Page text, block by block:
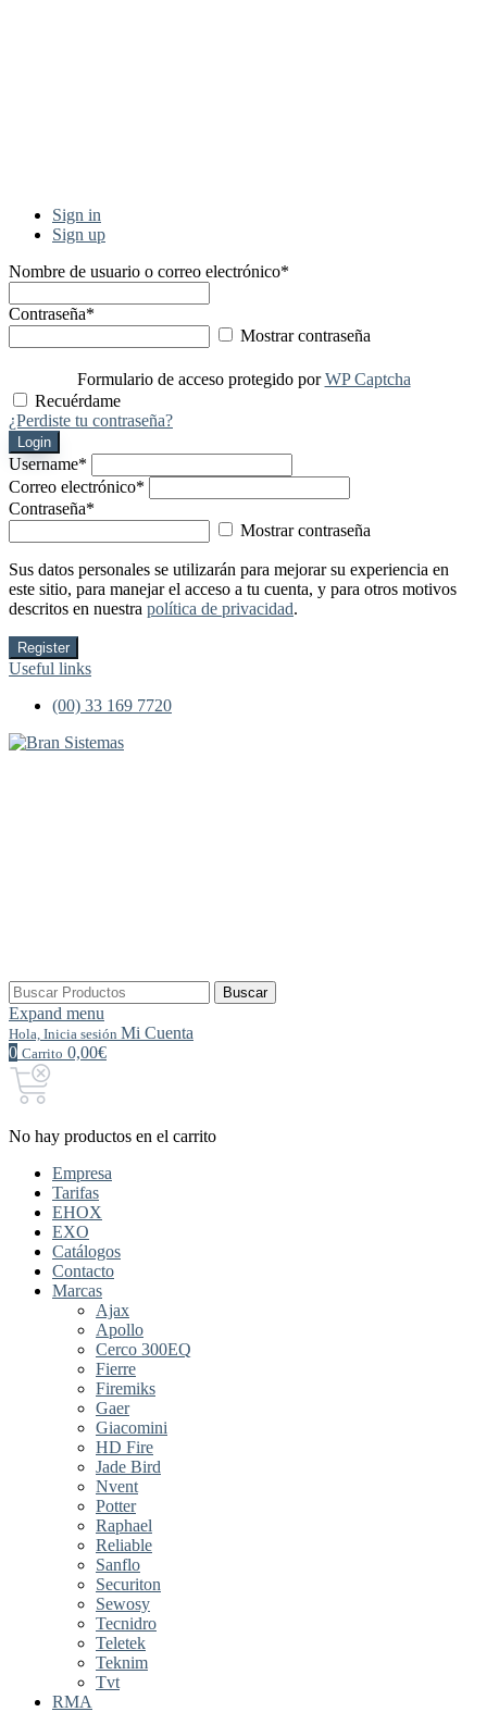
Sign in
Sign up
Nombre de usuario o correo electrónico*
Contraseña*
Mostrar contraseña
Formulario de acceso protegido porWP Captcha
Recuérdame
¿Perdiste tu contraseña?
Login
Username*
Correo electrónico*
Contraseña*
Mostrar contraseña
Sus datos personales se utilizarán para mejorar su experiencia en
este sitio, para manejar el acceso a tu cuenta, y para otros motivos
descritos en nuestra política de privacidad.
Register
Useful links
(00) 33 169 7720
Buscar
por:
Buscar
Expand menu
Hola, Inicia sesión Mi Cuenta
0 Carrito 0,00€
No hay productos en el carrito
Empresa
Tarifas
EHOX
EXO
Catálogos
Contacto
Marcas
Ajax
Apollo
Cerco 300EQ
Fierre
Firemiks
Gaer
Giacomini
HD Fire
Jade Bird
Nvent
Potter
Raphael
Reliable
Sanflo
Securiton
Sewosy
Tecnidro
Teletek
Teknim
Tvt
RMA